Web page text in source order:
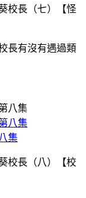
校長（七）【怪
長有沒有遇過類
集
校長（八）【校